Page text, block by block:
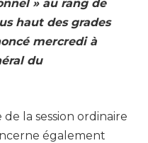
» au rang de
haut des grades
mercredi à
du
de la session ordinaire
également